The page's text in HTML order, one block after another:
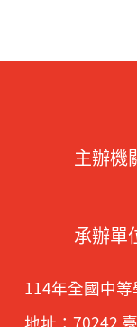
主辦機
承辦單
114年全國中
地址：70242